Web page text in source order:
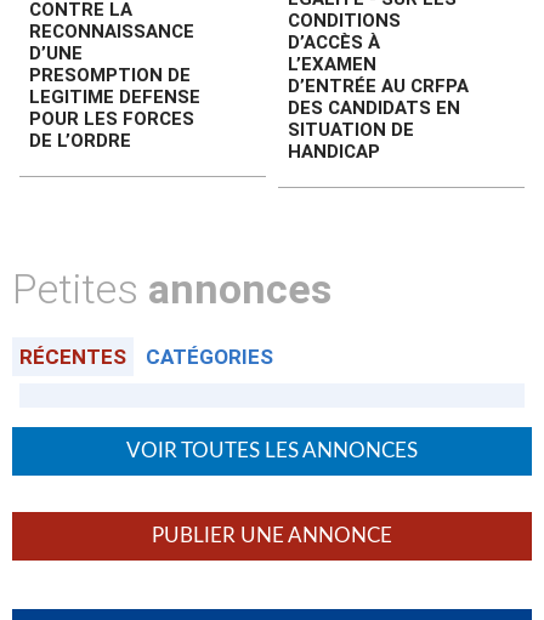
CONTRE LA
RECONNAISSANCE
D’UNE
PRESOMPTION DE
LEGITIME DEFENSE
POUR LES FORCES
DE L’ORDRE
CONDITIONS
D’ACCÈS À
L’EXAMEN
D’ENTRÉE AU CRFPA
DES CANDIDATS EN
SITUATION DE
HANDICAP
Petites annonces
RÉCENTES CATÉGORIES
VOIR TOUTES LES ANNONCES
PUBLIER UNE ANNONCE